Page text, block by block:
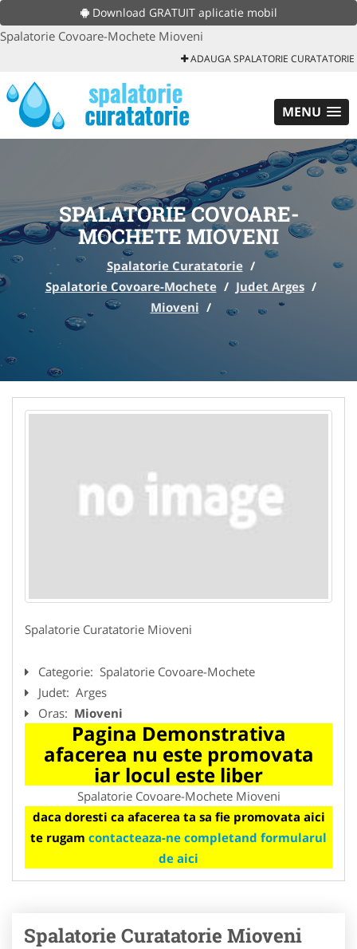
Download GRATUIT aplicatie mobil
Spalatorie Covoare-Mochete Mioveni
ADAUGA SPALATORIE CURATATORIE
MENU
SPALATORIE COVOARE-
MOCHETE MIOVENI
Spalatorie Curatatorie /
Spalatorie Covoare-Mochete / Judet Arges /
Mioveni /
Spalatorie Curatatorie Mioveni
Categorie: Spalatorie Covoare-Mochete
Judet: Arges
Oras: Mioveni
Pagina Demonstrativa
afacerea nu este promovata
iar locul este liber
Spalatorie Covoare-Mochete Mioveni
daca doresti ca afacerea ta sa fie promovata aici
te rugam contacteaza-ne completand formularul
de aici
Spalatorie Curatatorie Mioveni